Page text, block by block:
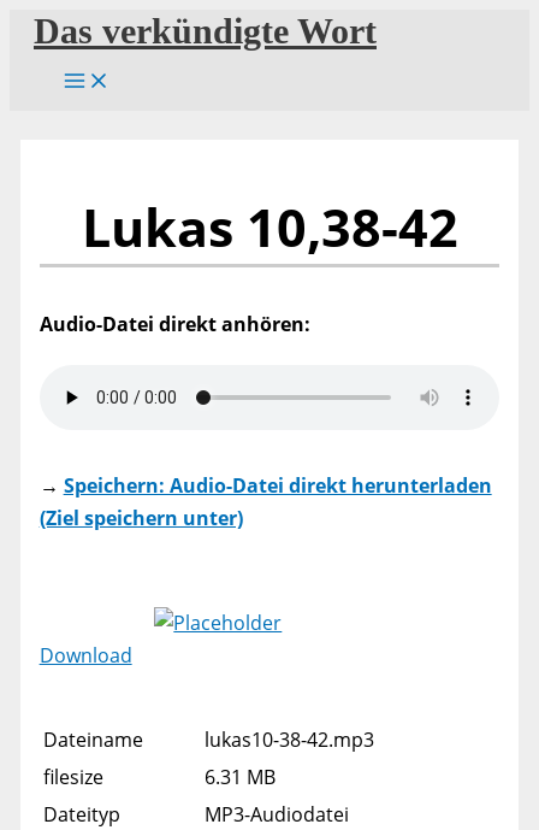
Zum
Inhalt
springen
Das verkündigte Wort
Lukas 10,38-42
Audio-Datei direkt anhören:
→ Speichern: Audio-Datei direkt herunterladen
(Ziel speichern unter)
Download
Dateiname
lukas10-38-42.mp3
filesize
6.31 MB
Dateityp
MP3-Audiodatei